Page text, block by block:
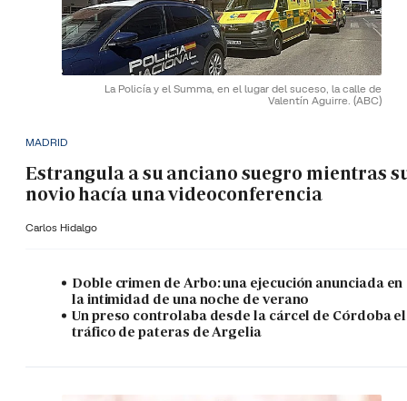
La Policía y el Summa, en el lugar del suceso, la calle de
Valentín Aguirre. (ABC)
MADRID
Estrangula a su anciano suegro mientras
novio hacía una videoconferencia
Carlos Hidalgo
Doble crimen de Arbo: una ejecución anunciada en
la intimidad de una noche de verano
Un preso controlaba desde la cárcel de Córdoba el
tráfico de pateras de Argelia